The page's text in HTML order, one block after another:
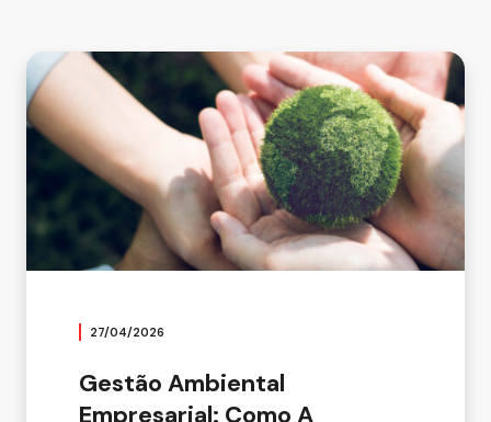
27/04/2026
Gestão Ambiental
Empresarial: Como A